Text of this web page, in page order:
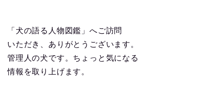
「犬の語る人物図鑑」へご訪問
いただき、ありがとうございます。
管理人の犬です。ちょっと気になる
情報を取り上げます。